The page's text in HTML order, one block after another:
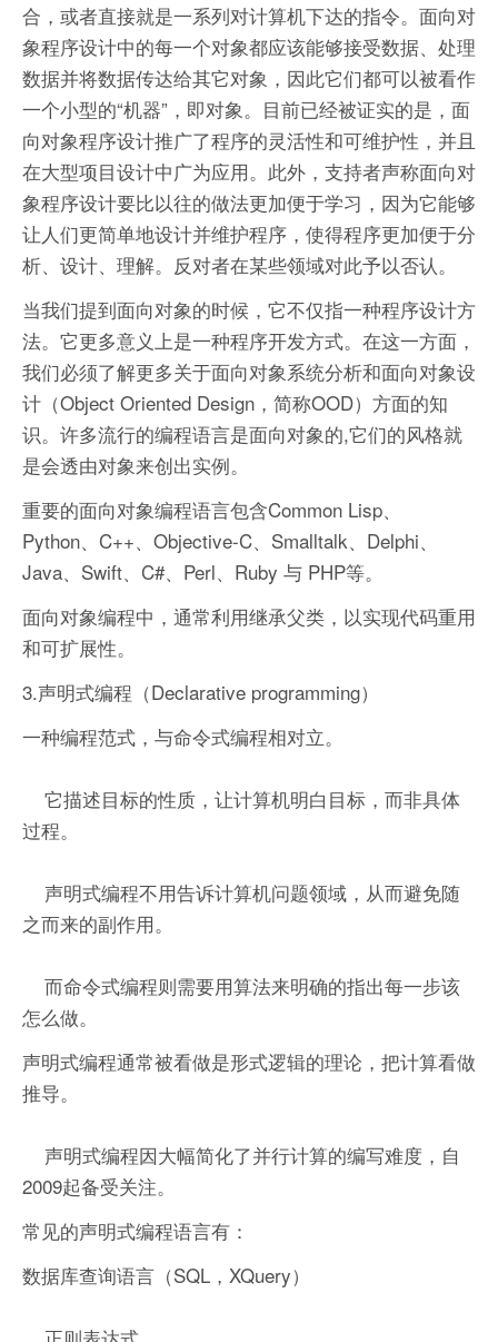
合，或者直接就是一系列对计算机下达的指令。面向对
象程序设计中的每一个对象都应该能够接受数据、处理
数据并将数据传达给其它对象，因此它们都可以被看作
一个小型的“机器”，即对象。目前已经被证实的是，面
向对象程序设计推广了程序的灵活性和可维护性，并且
在大型项目设计中广为应用。此外，支持者声称面向对
象程序设计要比以往的做法更加便于学习，因为它能够
让人们更简单地设计并维护程序，使得程序更加便于分
析、设计、理解。反对者在某些领域对此予以否认。
当我们提到面向对象的时候，它不仅指一种程序设计方
法。它更多意义上是一种程序开发方式。在这一方面，
我们必须了解更多关于面向对象系统分析和面向对象设
计（Object Oriented Design，简称OOD）方面的知
识。许多流行的编程语言是面向对象的,它们的风格就
是会透由对象来创出实例。
重要的面向对象编程语言包含Common Lisp、
Python、C++、Objective-C、Smalltalk、Delphi、
Java、Swift、C#、Perl、Ruby 与 PHP等。
面向对象编程中，通常利用继承父类，以实现代码重用
和可扩展性。
3.声明式编程（Declarative programming）
一种编程范式，与命令式编程相对立。
它描述目标的性质，让计算机明白目标，而非具体
过程。
声明式编程不用告诉计算机问题领域，从而避免随
之而来的副作用。
而命令式编程则需要用算法来明确的指出每一步该
怎么做。
声明式编程通常被看做是形式逻辑的理论，把计算看做
推导。
声明式编程因大幅简化了并行计算的编写难度，自
2009起备受关注。
常见的声明式编程语言有：
数据库查询语言（SQL，XQuery）